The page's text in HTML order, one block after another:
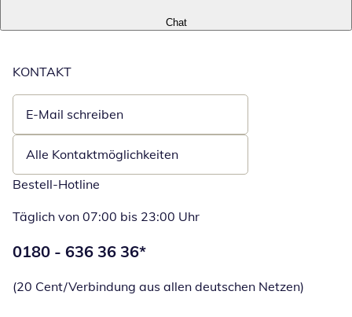
Chat
KONTAKT
E-Mail schreiben
Öffnet E-Mail-Client
Alle Kontaktmöglichkeiten
Bestell-Hotline
Täglich von 07:00 bis 23:00 Uhr
Telefonnummer:
0180 - 636 36 36*
(20 Cent/Verbindung aus allen deutschen Netzen)